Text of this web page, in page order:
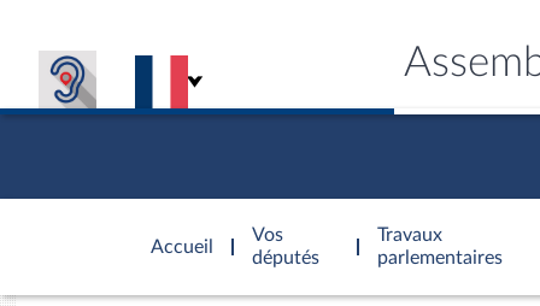
Accueil
d'accueil
Vos
députés
Travaux
parlementaires